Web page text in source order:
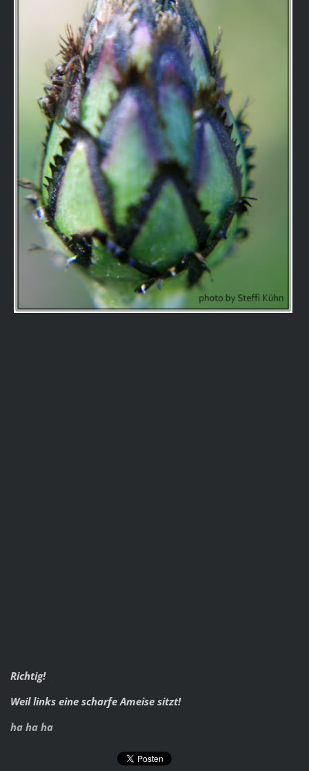
Richtig!
Weil links eine scharfe Ameise sitzt!
ha ha ha